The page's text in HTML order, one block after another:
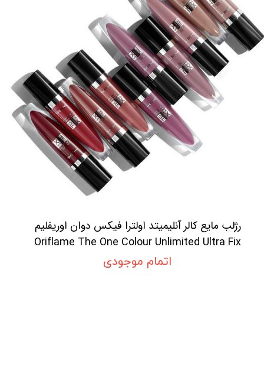
رژلب مایع کالر آنلیمیتد اولترا فیکس دوان اوریفلیم
Oriflame The One Colour Unlimited Ultra Fix
Liquid Lipstick
اتمام موجودی